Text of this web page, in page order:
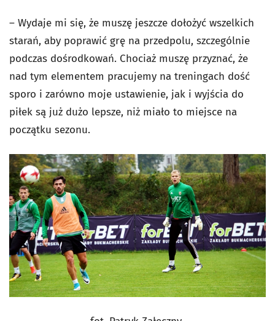
– Wydaje mi się, że muszę jeszcze dołożyć wszelkich
starań, aby poprawić grę na przedpolu, szczególnie
podczas dośrodkowań. Chociaż muszę przyznać, że
nad tym elementem pracujemy na treningach dość
sporo i zarówno moje ustawienie, jak i wyjścia do
piłek są już dużo lepsze, niż miało to miejsce na
początku sezonu.